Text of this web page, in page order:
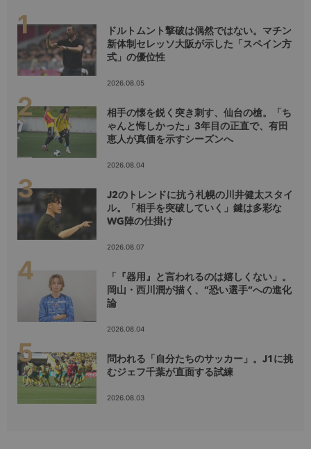
ドルトムント撃破は偶然ではない。マチン
新体制セレッソ大阪が示した「スペイン方
式」の優位性
2026.08.05
相手の懐を鋭く突き刺す、仙台の槍。「ち
ゃんと悔しかった」3年目の正直で、有田
恵人が真価を示すシーズンへ
2026.08.04
J2のトレンドに抗う札幌の川井健太スタイ
ル。「相手を突破していく」鍵は多彩な
WG陣の仕掛け
2026.08.07
「『器用』と言われるのは嬉しくない」。
岡山・西川潤が描く、”恐い選手”への進化
論
2026.08.04
問われる「自分たちのサッカー」。J1に挑
むジェフ千葉が直面する試練
2026.08.03